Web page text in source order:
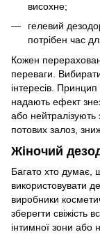
висохне;
гелевий
потрібен час
Кожен
переваги.
інтересів. Принцип
надають ефект
або нейтралізують
потових залоз,
Жіночий
Багато хто думає,
використовувати
виробники
зберегти свіжість
інтимної зони або